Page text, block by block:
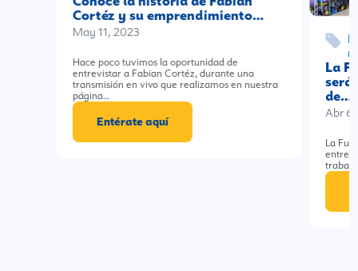
Cortéz y su emprendimiento…
May 11, 2023
Hace poco tuvimos la oportunidad de
entrevistar a Fabian Cortéz, durante una
transmisión en vivo que realizamos en nuestra
página…
Entérate aquí
La
será
de…
Abr 6,
La
entre